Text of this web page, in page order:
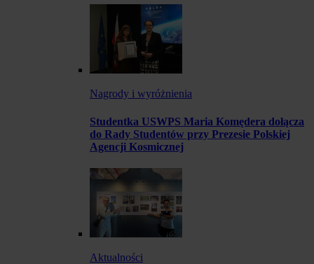
Nagrody i wyróżnienia
Studentka USWPS Maria Komędera dołącza
do Rady Studentów przy Prezesie Polskiej
Agencji Kosmicznej
Aktualności